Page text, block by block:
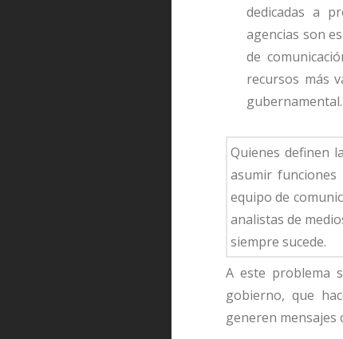
dedicadas a
agencias son
de
recursos más
gubernamental.
Quienes definen
asumir
equipo de
analistas de
siempre sucede.
A este problema
gobierno, que
generen mensajes